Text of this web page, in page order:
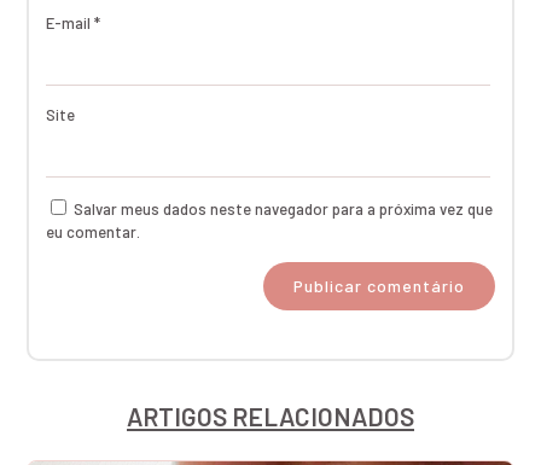
E-mail *
Site
Salvar meus dados neste navegador para a próxima vez que
eu comentar.
ARTIGOS RELACIONADOS